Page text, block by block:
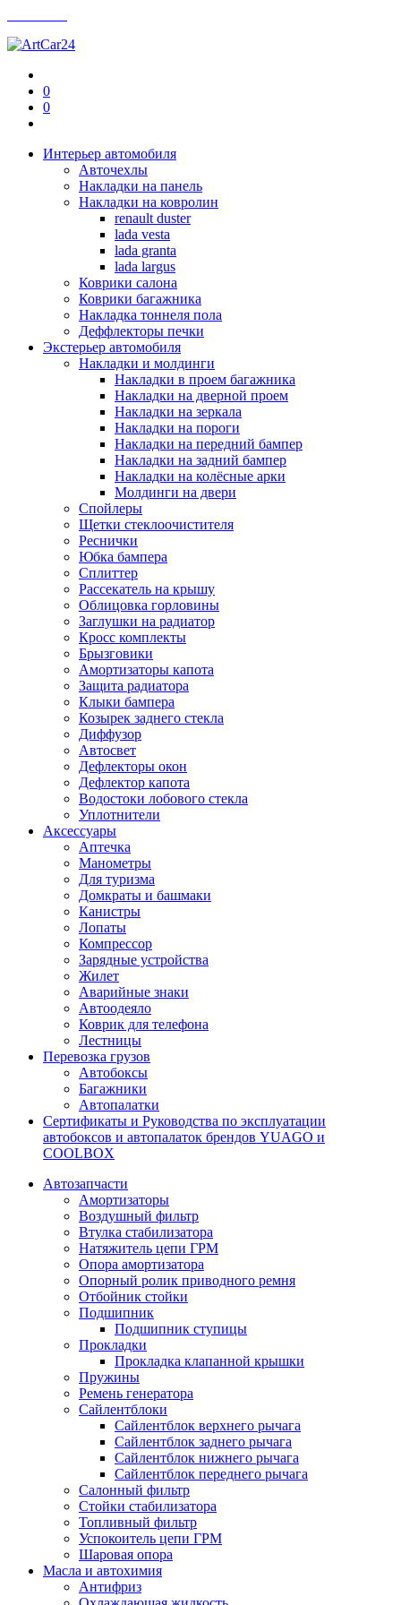
0
0
Интерьер автомобиля
Авточехлы
Накладки на панель
Накладки на ковролин
renault duster
lada vesta
lada granta
lada largus
Коврики салона
Коврики багажника
Накладка тоннеля пола
Деффлекторы печки
Экстерьер автомобиля
Накладки и молдинги
Накладки в проем багажника
Накладки на дверной проем
Накладки на зеркала
Накладки на пороги
Накладки на передний бампер
Накладки на задний бампер
Накладки на колёсные арки
Молдинги на двери
Спойлеры
Щетки стеклоочистителя
Реснички
Юбка бампера
Сплиттер
Рассекатель на крышу
Облицовка горловины
Заглушки на радиатор
Кросс комплекты
Брызговики
Амортизаторы капота
Защита радиатора
Клыки бампера
Козырек заднего стекла
Диффузор
Автосвет
Дефлекторы окон
Дефлектор капота
Водостоки лобового стекла
Уплотнители
Аксессуары
Аптечка
Манометры
Для туризма
Домкраты и башмаки
Канистры
Лопаты
Компрессор
Зарядные устройства
Жилет
Аварийные знаки
Автоодеяло
Коврик для телефона
Лестницы
Перевозка грузов
Автобоксы
Багажники
Автопалатки
Сертификаты и Руководства по эксплуатации
автобоксов и автопалаток брендов YUAGO и
COOLBOX
Автозапчасти
Амортизаторы
Воздушный фильтр
Втулка стабилизатора
Натяжитель цепи ГРМ
Опора амортизатора
Опорный ролик приводного ремня
Отбойник стойки
Подшипник
Подшипник ступицы
Прокладки
Прокладка клапанной крышки
Пружины
Ремень генератора
Сайлентблоки
Сайлентблок верхнего рычага
Сайлентблок заднего рычага
Сайлентблок нижнего рычага
Сайлентблок переднего рычага
Салонный фильтр
Стойки стабилизатора
Топливный фильтр
Успокоитель цепи ГРМ
Шаровая опора
Масла и автохимия
Антифриз